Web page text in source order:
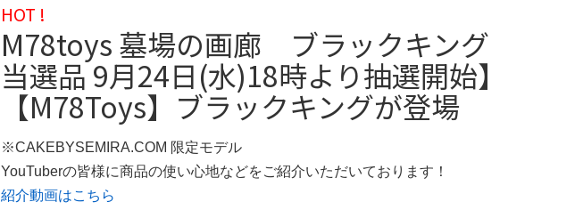
HOT !
M78toys 墓場の画廊 ブラックキング
当選品 9月24日(水)18時より抽選開始】
【M78Toys】ブラックキングが登場
※CAKEBYSEMIRA.COM 限定モデル
YouTuberの皆様に商品の使い心地などをご紹介いただいております！
紹介動画はこちら